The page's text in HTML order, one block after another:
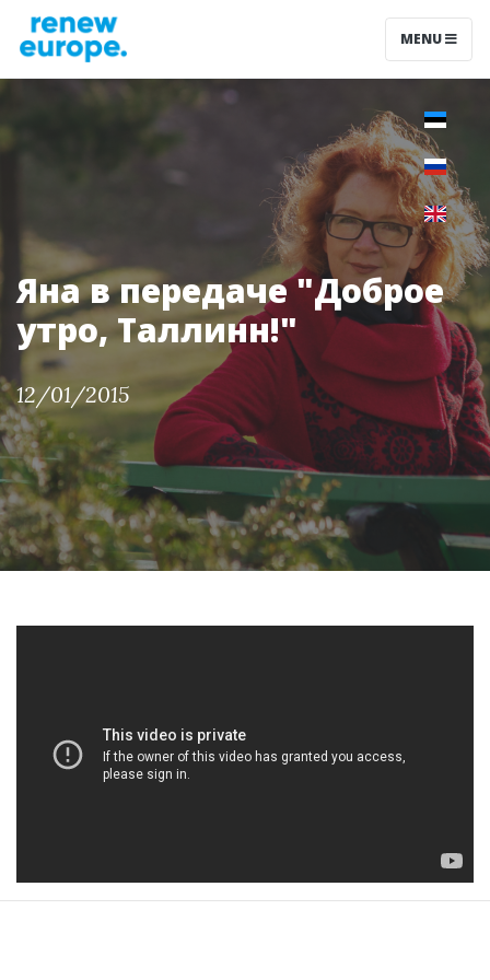
MENU
Яна в передаче "Доброе
утро, Таллинн!"
12/01/2015